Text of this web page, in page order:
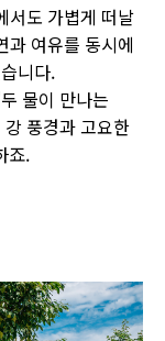
서도 가볍게 떠날
과 여유를 동시에
니다.
물이 만나는
풍경과 고요한
죠.